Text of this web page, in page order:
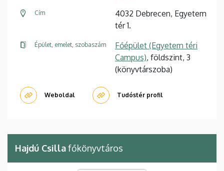
Cím
4032 Debrecen, Egyetem
tér 1.
Épület, emelet, szobaszám
Főépület (Egyetem téri
Campus), földszint, 3
(könyvtárszoba)
Weboldal Tudóstér profil
Hajdú Csillafőkönyvtáros